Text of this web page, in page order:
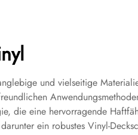
und vielseitige
die eine hervorragende
ein robustes Vinyl-